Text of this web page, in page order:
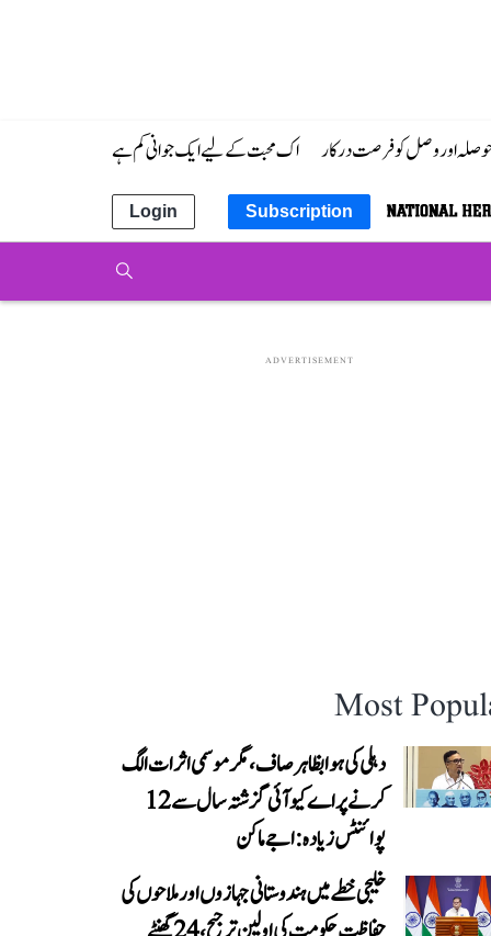
حوصلہ اور وصل کو فرصت درکار اک محبت کے لیے ایک جوانی کم ہے
Subscription
Login
ADVERTISEMENT
Most
دہلی کی ہوا بظاہر صاف، مگر موسمی اثرات الگ
کرنے پر اے کیو آئی گزشتہ سال سے 12
پوائنٹس زیادہ: اجے ماکن
خلیجی خطے میں ہندوستانی جہازوں اور ملاحوں کی